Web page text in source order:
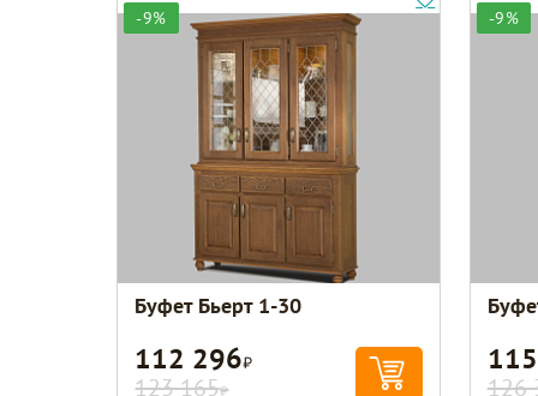
-9%
Буфет Бьерт 1-30
112 296Р
123 165Р
-9%
126